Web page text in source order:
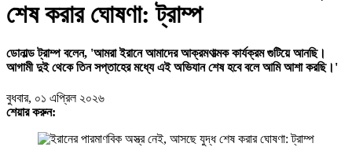
শেষ করার ঘোষণা: ট্রাম্প
ডোনাল্ড ট্রাম্প বলেন, 'আমরা ইরানে আমাদের আক্রমণাত্মক কার্যক্রম গুটিয়ে আনছি।
আগামী দুই থেকে তিন সপ্তাহের মধ্যে এই অভিযান শেষ হবে বলে আমি আশা করছি।'
বুধবার, ০১ এপ্রিল ২০২৬
শেয়ার করুন: